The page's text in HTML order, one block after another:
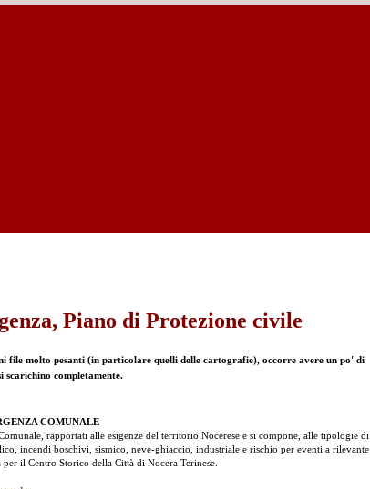
Piano di Protezione civile
file molto pesanti (in particolare quelli delle cartografie), occorre avere un po' di
scarichino completamente.
COMUNALE
rapportati alle esigenze del territorio Nocerese e si compone, alle tipologie di
incendi boschivi, sismico, neve-ghiaccio, industriale e rischio per eventi a rilevante
il Centro Storico della Città di Nocera Terinese.